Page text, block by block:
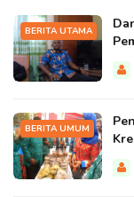
BERITA UTAMA
BERITA UMUM